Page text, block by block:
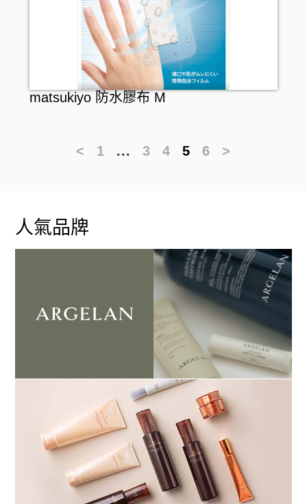
matsukiyo 防水膠布 M
< 1 ... 3 4 5 6 >
人氣品牌